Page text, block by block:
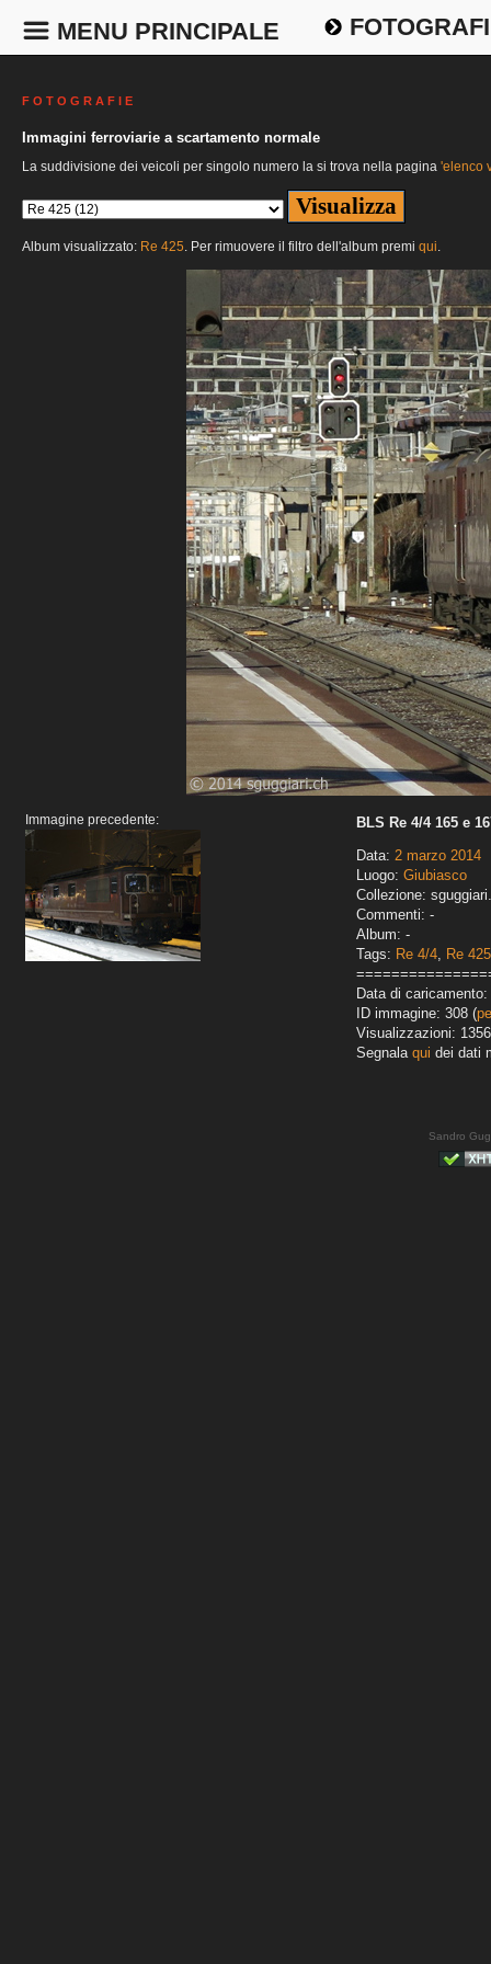
MENU PRINCIPALE
F O T O G R A F I E
Immagini ferroviarie a scartamento normale
La suddivisione dei veicoli per singolo numero la si trova nella pagina 'elenco
Album visualizzato: Re 425. Per rimuovere il filtro dell'album premi qui.
Immagine precedente:
BLS Re 4/4 165 e
Data: 2 marzo 2014
Luogo: Giubiasco
Collezione:
Commenti: -
Album: -
Tags: Re 4/4, Re 425
Data di caricamento:
ID immagine: 308 (
Visualizzazioni: 1356
Segnala qui dei dati
Sandro